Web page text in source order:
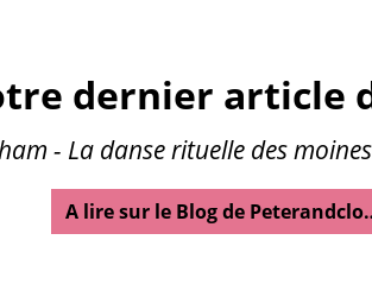
dernier article
- La danse rituelle des
A lire sur le Blog de